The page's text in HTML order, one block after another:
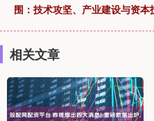
围：技术攻坚、产业建设与资本
相关文章